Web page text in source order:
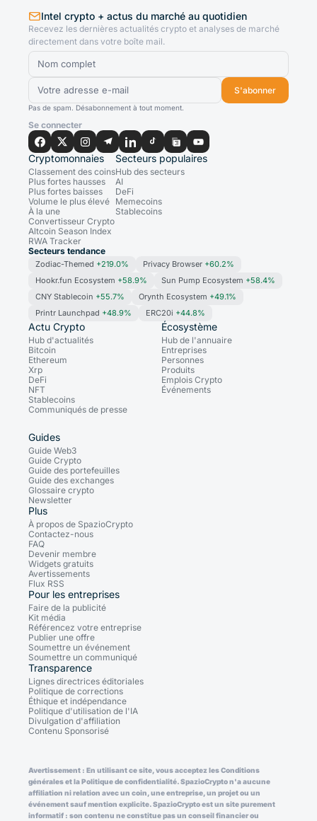
Intel crypto + actus du marché au quotidien
Recevez les dernières actualités crypto et analyses de marché
directement dans votre boîte mail.
S'abonner
Pas de spam. Désabonnement à tout moment.
Se connecter
Cryptomonnaies
Classement des coins
Plus fortes hausses
Plus fortes baisses
Volume le plus élevé
À la une
Convertisseur Crypto
Altcoin Season Index
RWA Tracker
Secteurs populaires
Hub des secteurs
AI
DeFi
Memecoins
Stablecoins
Secteurs tendance
Zodiac-Themed +219.0% Privacy Browser +60.2%
Hookr.fun Ecosystem +58.9% Sun Pump Ecosystem +58.4%
CNY Stablecoin +55.7% Orynth Ecosystem +49.1%
Printr Launchpad +48.9% ERC20i +44.8%
Actu Crypto
Hub d'actualités
Bitcoin
Ethereum
Xrp
DeFi
NFT
Stablecoins
Communiqués de presse
Écosystème
Hub de l'annuaire
Entreprises
Personnes
Produits
Emplois Crypto
Événements
Guides
Guide Web3
Guide Crypto
Guide des portefeuilles
Guide des exchanges
Glossaire crypto
Newsletter
Plus
À propos de SpazioCrypto
Contactez-nous
FAQ
Devenir membre
Widgets gratuits
Avertissements
Flux RSS
Pour les entreprises
Faire de la publicité
Kit média
Référencez votre entreprise
Publier une offre
Soumettre un événement
Soumettre un communiqué
Transparence
Lignes directrices éditoriales
Politique de corrections
Éthique et indépendance
Politique d'utilisation de l'IA
Divulgation d'affiliation
Contenu Sponsorisé
Avertissement : En utilisant ce site, vous acceptez les Conditions
générales et la Politique de confidentialité. SpazioCrypto n'a aucune
affiliation ni relation avec un coin, une entreprise, un projet ou un
événement sauf mention explicite. SpazioCrypto est un site purement
informatif : son contenu ne constitue pas un conseil financier ou